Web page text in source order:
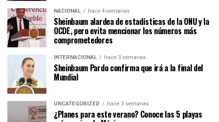
NACIONAL hace 4 semanas
Sheinbaum alardea de estadísticas de la ONU y la
OCDE, pero evita mencionar los números más
comprometedores
INTERNACIONAL hace 3 semanas
Sheinbaum Pardo confirma que irá a la final del
Mundial
UNCATEGORIZED hace 3 semanas
¿Planes para este verano? Conoce las 5 playas